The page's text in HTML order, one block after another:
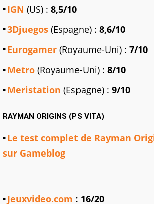
IGN (US) : 8,5/10
3Djuegos (Espagne) : 8,6/10
Eurogamer (Royaume-Uni) : 7/10
Metro (Royaume-Uni) : 8/10
Meristation (Espagne) : 9/10
RAYMAN ORIGINS (PS VITA)
Le test complet de Rayman
sur Gameblog
Jeuxvideo.com : 16/20